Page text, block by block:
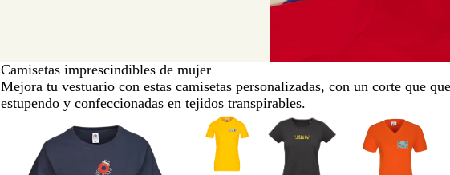
Camisetas imprescindibles de mujer
Mejora tu vestuario con estas camisetas personalizadas, con un corte que
estupendo y confeccionadas en tejidos transpirables.